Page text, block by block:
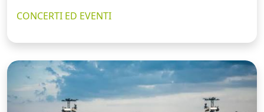
CONCERTI ED EVENTI